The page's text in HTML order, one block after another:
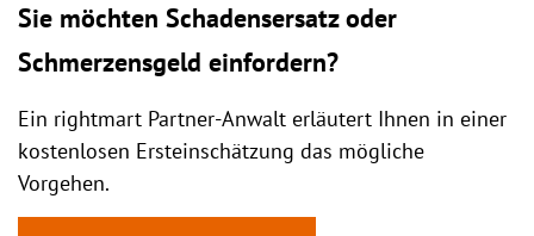
Sie möchten Schadensersatz oder
Schmerzensgeld einfordern?
Ein rightmart Partner-Anwalt erläutert Ihnen in einer
kostenlosen Ersteinschätzung das mögliche
Vorgehen.